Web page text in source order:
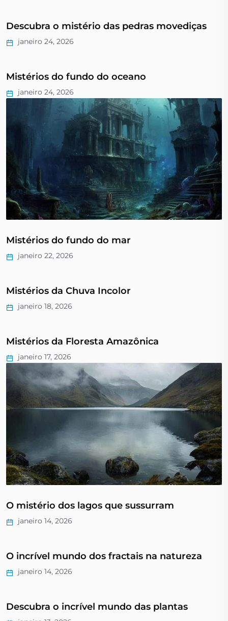
Descubra o mistério das pedras movediças
janeiro 24, 2026
Mistérios do fundo do oceano
janeiro 24, 2026
Mistérios do fundo do mar
janeiro 22, 2026
Mistérios da Chuva Incolor
janeiro 18, 2026
Mistérios da Floresta Amazônica
janeiro 17, 2026
O mistério dos lagos que sussurram
janeiro 14, 2026
O incrível mundo dos fractais na natureza
janeiro 14, 2026
Descubra o incrível mundo das plantas